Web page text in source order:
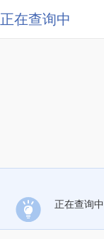
正在查询中
正在查询